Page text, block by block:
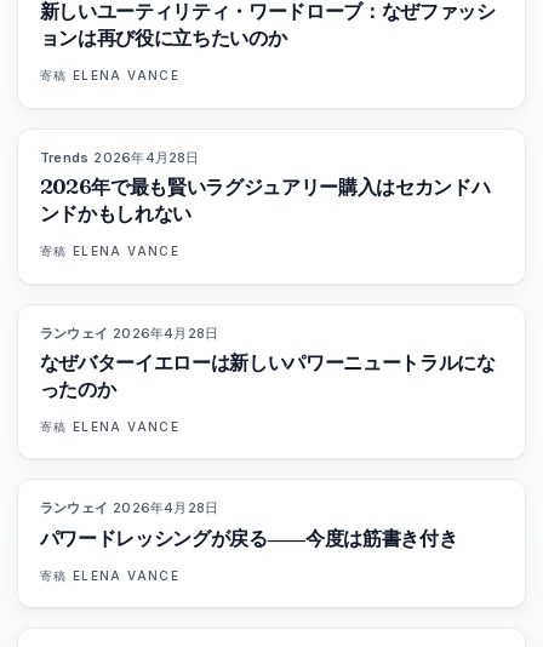
新しいユーティリティ・ワードローブ：なぜファッシ
ョンは再び役に立ちたいのか
寄稿 ELENA VANCE
Trends 2026年4月28日
2026年で最も賢いラグジュアリー購入はセカンドハ
ンドかもしれない
寄稿 ELENA VANCE
ランウェイ 2026年4月28日
なぜバターイエローは新しいパワーニュートラルにな
ったのか
寄稿 ELENA VANCE
ランウェイ 2026年4月28日
パワードレッシングが戻る――今度は筋書き付き
寄稿 ELENA VANCE